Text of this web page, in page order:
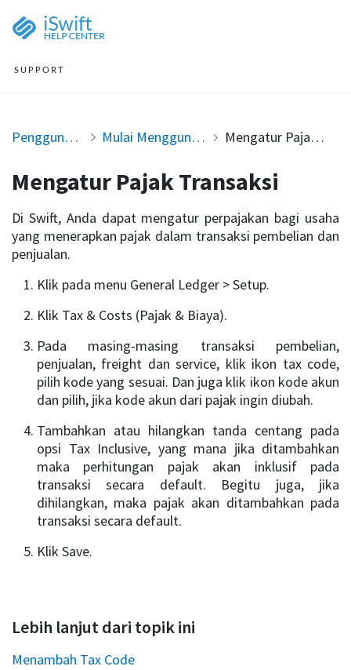
SUPPORT
Penggunaan Swift Mulai Menggunakan Swift Mengatur Pajak Transaksi
Mengatur Pajak Transaksi
Di Swift, Anda dapat mengatur perpajakan bagi usaha
yang menerapkan pajak dalam transaksi pembelian dan
penjualan.
Klik pada menu General Ledger > Setup.
Klik Tax & Costs (Pajak & Biaya).
Pada masing-masing transaksi pembelian,
penjualan, freight dan service, klik ikon tax code,
pilih kode yang sesuai. Dan juga klik ikon kode akun
dan pilih, jika kode akun dari pajak ingin diubah.
Tambahkan atau hilangkan tanda centang pada
opsi Tax Inclusive, yang mana jika ditambahkan
maka perhitungan pajak akan inklusif pada
transaksi secara default. Begitu juga, jika
dihilangkan, maka pajak akan ditambahkan pada
transaksi secara default.
Klik Save.
Lebih lanjut dari topik ini
Menambah Tax Code